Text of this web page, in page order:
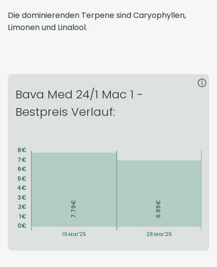
Die dominierenden Terpene sind Caryophyllen,
Limonen und Linalool.
Bava Med 24/1 Mac 1 -
Bestpreis Verlauf:
i